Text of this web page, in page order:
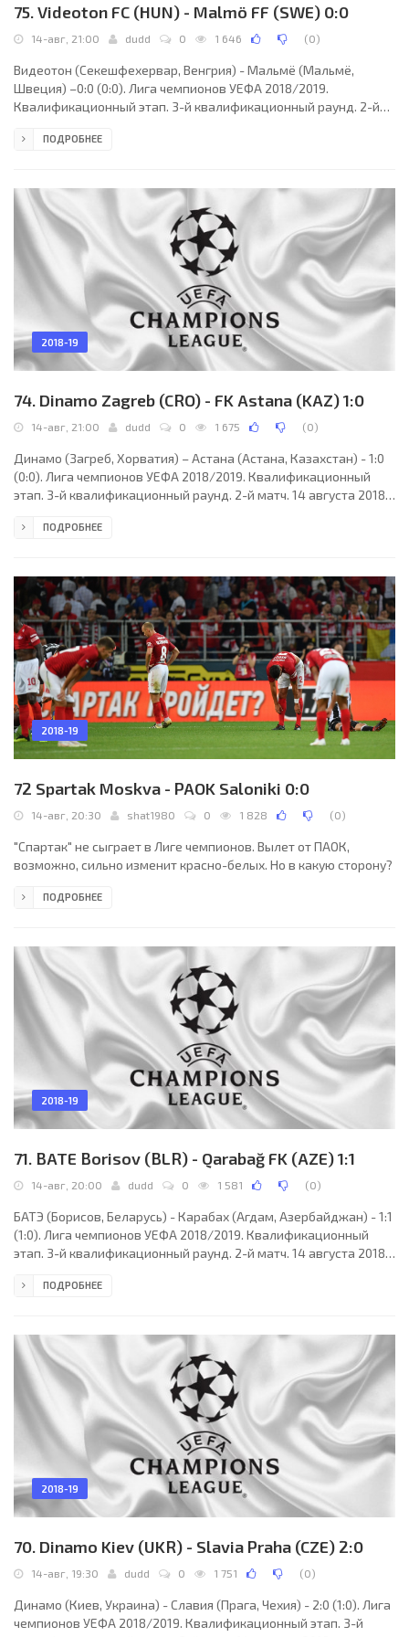
75. Videoton FC (HUN) - Malmö FF (SWE) 0:0
14-авг, 21:00 dudd 0 1 646 (0)
Видеотон (Секешфехервар, Венгрия) - Мальмё (Мальмё,
Швеция) –0:0 (0:0). Лига чемпионов УЕФА 2018/2019.
Квалификационный этап. 3-й квалификационный раунд. 2-й
Венгрия. Штормовой ветер. +21°C. Стадион Панчо. 3432
Агилар Родригес (Испания), Теодоро Собрино Маган (Испания).
Резервный судья: Хавьер Альберола Рохас (Испания).
ПОДРОБНЕЕ
2018-19
74. Dinamo Zagreb (CRO) - FK Astana (KAZ) 1:0
14-авг, 21:00 dudd 0 1 675 (0)
Динамо (Загреб, Хорватия) – Астана (Астана, Казахстан) - 1:0
(0:0). Лига чемпионов УЕФА 2018/2019. Квалификационный
этап. 3-й квалификационный раунд. 2-й матч. 14 августа 2018
Стадион Максимир. 11903 зрителя (31% при вместимости
(Литва). Резервный судья: Юриус Пашковскис (Литва). Динамо
(Загреб): 1. Даниэль Загорац; 30.
ПОДРОБНЕЕ
2018-19
72 Spartak Moskva - PAOK Saloniki 0:0
14-авг, 20:30 shat1980 0 1 828 (0)
"Спартак" не сыграет в Лиге чемпионов. Вылет от ПАОК,
возможно, сильно изменит красно-белых. Но в какую сторону?
ПОДРОБНЕЕ
2018-19
71. BATE Borisov (BLR) - Qarabağ FK (AZE) 1:1
14-авг, 20:00 dudd 0 1 581 (0)
БАТЭ (Борисов, Беларусь) - Карабах (Агдам, Азербайджан) - 1:1
(1:0). Лига чемпионов УЕФА 2018/2019. Квалификационный
этап. 3-й квалификационный раунд. 2-й матч. 14 августа 2018
Стадион Борисов-Арена. 12489 зрителей (95% при
Алексей Спасенников (Латвия). Резервный судья: Александр
Голубев (Латвия). БАТЭ (Борисов): 48. Денис
ПОДРОБНЕЕ
2018-19
70. Dinamo Kiev (UKR) - Slavia Praha (CZE) 2:0
14-авг, 19:30 dudd 0 1 751 (0)
Динамо (Киев, Украина) - Славия (Прага, Чехия) - 2:0 (1:0). Лига
чемпионов УЕФА 2018/2019. Квалификационный этап. 3-й